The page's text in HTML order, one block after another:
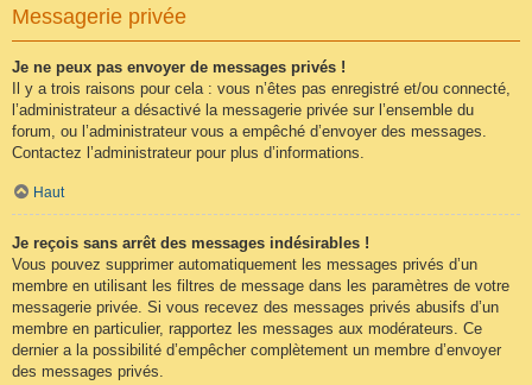
Messagerie privée
Je ne peux pas envoyer de messages privés !
Il y a trois raisons pour cela : vous n’êtes pas enregistré et/ou connecté,
l’administrateur a désactivé la messagerie privée sur l’ensemble du
forum, ou l’administrateur vous a empêché d’envoyer des messages.
Contactez l’administrateur pour plus d’informations.
Haut
Je reçois sans arrêt des messages indésirables !
Vous pouvez supprimer automatiquement les messages privés d’un
membre en utilisant les filtres de message dans les paramètres de votre
messagerie privée. Si vous recevez des messages privés abusifs d’un
membre en particulier, rapportez les messages aux modérateurs. Ce
dernier a la possibilité d’empêcher complètement un membre d’envoyer
des messages privés.